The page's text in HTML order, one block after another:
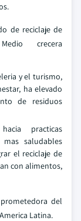
de reciclaje de
crecera
y el turismo,
ha elevado
de residuos
practicas
saludables
el reciclaje de
con alimentos,
del
Latina.